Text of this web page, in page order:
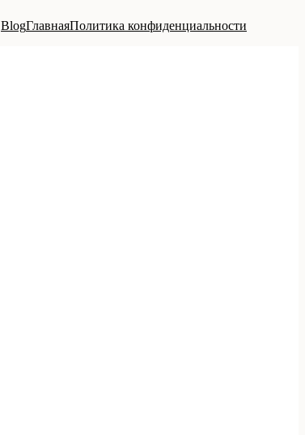
BlogГлавнаяПолитика конфиденциальности